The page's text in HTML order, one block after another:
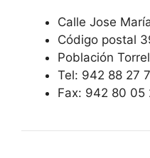
Calle Jose
Código postal
Población
Tel: 942 88 27
Fax: 942 80 05